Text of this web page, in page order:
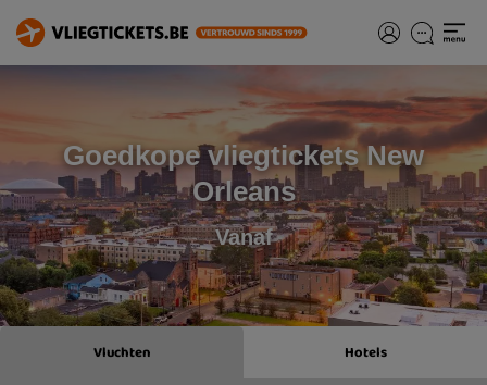
Goedkope vliegtickets New
Orleans
Vanaf